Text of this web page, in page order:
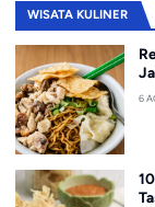
WISATA KULINER
6